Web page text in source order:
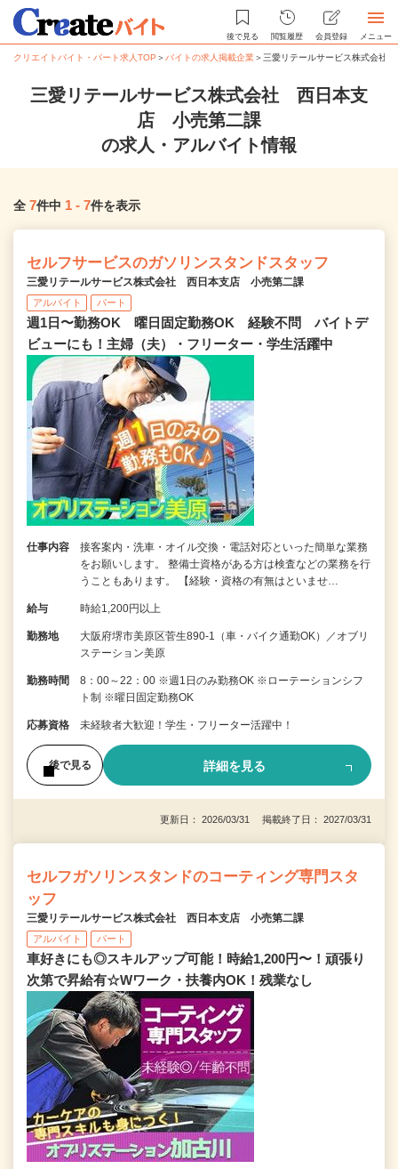
後で見る 閲覧履歴 会員登録 メニュー
クリエイトバイト・パート求人TOP ＞ バイトの求人掲載企業＞ 三愛リテールサービス株式会社
三愛リテールサービス株式会社 西日本支
店 小売第二課
の求人・アルバイト情報
全 7件中 1 - 7件を表示
セルフサービスのガソリンスタンドスタッフ
三愛リテールサービス株式会社 西日本支店 小売第二課
アルバイト パート
週1日〜勤務OK 曜日固定勤務OK 経験不問 バイトデ
ビューにも！主婦（夫）・フリーター・学生活躍中
仕事内容
接客案内・洗車・オイル交換・電話対応といった簡単な業務
をお願いします。 整備士資格がある方は検査などの業務を行
うこともあります。 【経験・資格の有無はといませ…
給与 時給1,200円以上
勤務地
大阪府堺市美原区菅生890-1（車・バイク通勤OK）／オブリ
ステーション美原
勤務時間
8：00～22：00 ※週1日のみ勤務OK ※ローテーションシフ
ト制 ※曜日固定勤務OK
応募資格 未経験者大歓迎！学生・フリーター活躍中！
後で見る 詳細を見る
更新日： 2026/03/31 掲載終了日： 2027/03/31
セルフガソリンスタンドのコーティング専門スタ
ッフ
三愛リテールサービス株式会社 西日本支店 小売第二課
アルバイト パート
車好きにも◎スキルアップ可能！時給1,200円〜！頑張り
次第で昇給有☆Wワーク・扶養内OK！残業なし